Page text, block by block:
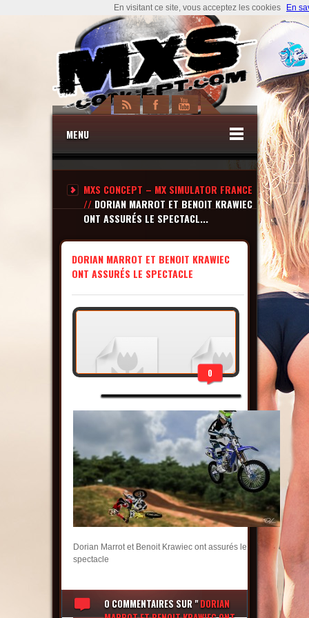
MENU
MXS CONCEPT – MX SIMULATOR FRANCE
// DORIAN MARROT ET BENOIT KRAWIEC
ONT ASSURÉS LE SPECTACL...
DORIAN MARROT ET BENOIT KRAWIEC
ONT ASSURÉS LE SPECTACLE
0
Dorian Marrot et Benoit Krawiec ont assurés le
spectacle
0 COMMENTAIRESSUR "DORIAN
En visitant ce site, vous acceptez les cookies En